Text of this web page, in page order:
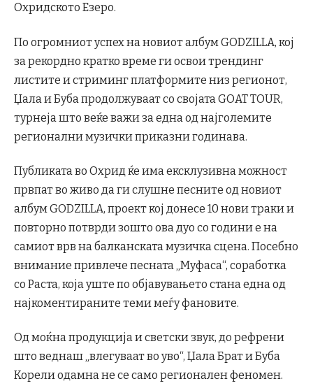
Охридското Езеро.
По огромниот успех на новиот албум GODZILLA, кој
за рекордно кратко време ги освои трендинг
листите и стриминг платформите низ регионот,
Џала и Буба продолжуваат со својата GOAT TOUR,
турнеја што веќе важи за една од најголемите
регионални музички приказни годинава.
Публиката во Охрид ќе има ексклузивна можност
првпат во живо да ги слушне песните од новиот
албум GODZILLA, проект кој донесе 10 нови траки и
повторно потврди зошто ова дуо со години е на
самиот врв на балканската музичка сцена. Посебно
внимание привлече песната „Муфаса“, соработка
со Раста, која уште по објавувањето стана една од
најкоментираните теми меѓу фановите.
Од моќна продукција и светски звук, до рефрени
што веднаш „влегуваат во уво“, Џала Брат и Буба
Корели одамна не се само регионален феномен.